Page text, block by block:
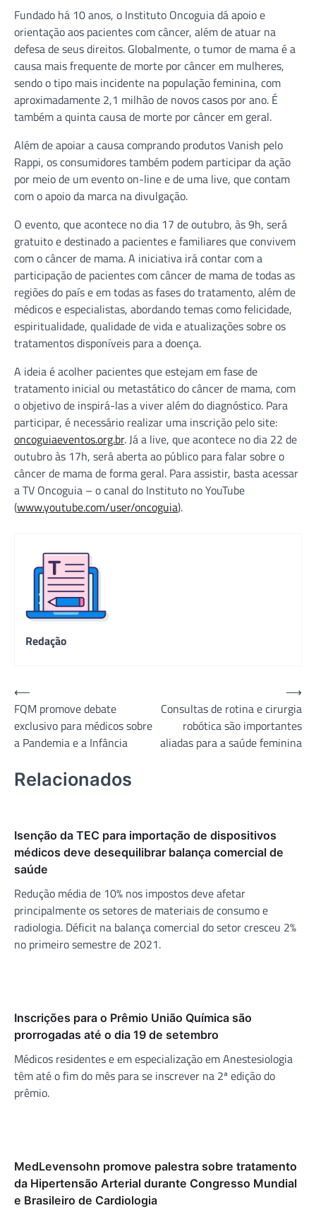
Fundado há 10 anos, o Instituto Oncoguia dá apoio e
orientação aos pacientes com câncer, além de atuar na
defesa de seus direitos. Globalmente, o tumor de mama é a
causa mais frequente de morte por câncer em mulheres,
sendo o tipo mais incidente na população feminina, com
aproximadamente 2,1 milhão de novos casos por ano. É
também a quinta causa de morte por câncer em geral.
Além de apoiar a causa comprando produtos Vanish pelo
Rappi, os consumidores também podem participar da ação
por meio de um evento on-line e de uma live, que contam
com o apoio da marca na divulgação.
O evento, que acontece no dia 17 de outubro, às 9h, será
gratuito e destinado a pacientes e familiares que convivem
com o câncer de mama. A iniciativa irá contar com a
participação de pacientes com câncer de mama de todas as
regiões do país e em todas as fases do tratamento, além de
médicos e especialistas, abordando temas como felicidade,
espiritualidade, qualidade de vida e atualizações sobre os
tratamentos disponíveis para a doença.
A ideia é acolher pacientes que estejam em fase de
tratamento inicial ou metastático do câncer de mama, com
o objetivo de inspirá-las a viver além do diagnóstico. Para
participar, é necessário realizar uma inscrição pelo site:
oncoguiaeventos.org.br. Já a live, que acontece no dia 22 de
outubro às 17h, será aberta ao público para falar sobre o
câncer de mama de forma geral. Para assistir, basta acessar
a TV Oncoguia – o canal do Instituto no YouTube
(www.youtube.com/user/oncoguia).
Redação
Navegação
de
Post
⟵
FQM promove debate
exclusivo para médicos sobre
a Pandemia e a Infância
Consultas de rotina e cirurgia
robótica são importantes
aliadas para a saúde feminina
⟶
Relacionados
Isenção da TEC para importação de dispositivos
médicos deve desequilibrar balança comercial de
saúde
Redução média de 10% nos impostos deve afetar
principalmente os setores de materiais de consumo e
radiologia. Déficit na balança comercial do setor cresceu 2%
no primeiro semestre de 2021.
Inscrições para o Prêmio União Química são
prorrogadas até o dia 19 de setembro
Médicos residentes e em especialização em Anestesiologia
têm até o fim do mês para se inscrever na 2ª edição do
prêmio.
MedLevensohn promove palestra sobre tratamento
da Hipertensão Arterial durante Congresso Mundial
e Brasileiro de Cardiologia